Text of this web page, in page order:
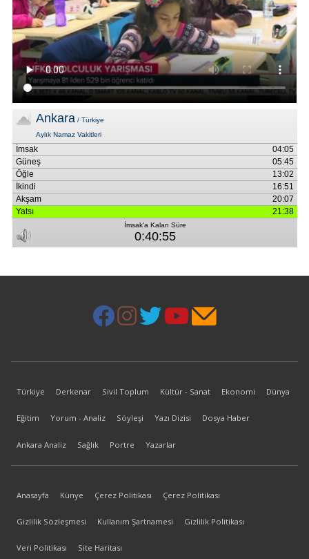
Türkiye Derkenar Sivil Toplum Kültür - Sanat Ekonomi Dünya
Eğitim Yorum - Analiz Söyleşi Yazı Dizisi Dosya Haber
Ankara Analiz Sağlık Portre Yazarlar
Anasayfa Künye Çerez Politikası Çerez Politikası
Gizlilik Sözleşmesi Kullanım Şartnamesi Gizlilik Politikası
Veri Politikası Site Haritası